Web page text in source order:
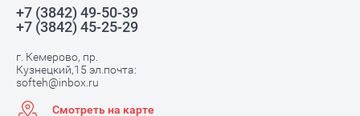
+7 (3842) 49-50-39
+7 (3842) 45-25-29
г. Кемерово, пр.
Кузнецкий,15 эл.почта:
softeh@inbox.ru
Смотреть на карте